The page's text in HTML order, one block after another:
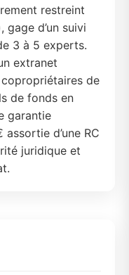
restreint
d’un suivi
3 à 5 experts.
extranet
copropriétaires de
de fonds en
garantie
d’une RC
juridique et